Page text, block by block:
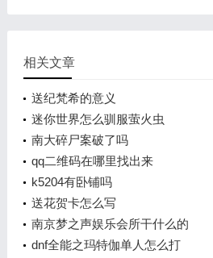
相关文章
送纪梵希的意义
迷你世界怎么驯服萤火虫
南大碎尸案破了吗
qq二维码在哪里找出来
k5204有卧铺吗
送花贺卡怎么写
南京梦之声娱乐会所干什么的
dnf全能之玛特伽单人怎么打